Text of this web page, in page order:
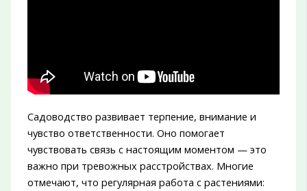
Садоводство развивает терпение, внимание и
чувство ответственности. Оно помогает
чувствовать связь с настоящим моментом — это
важно при тревожных расстройствах. Многие
отмечают, что регулярная работа с растениями: